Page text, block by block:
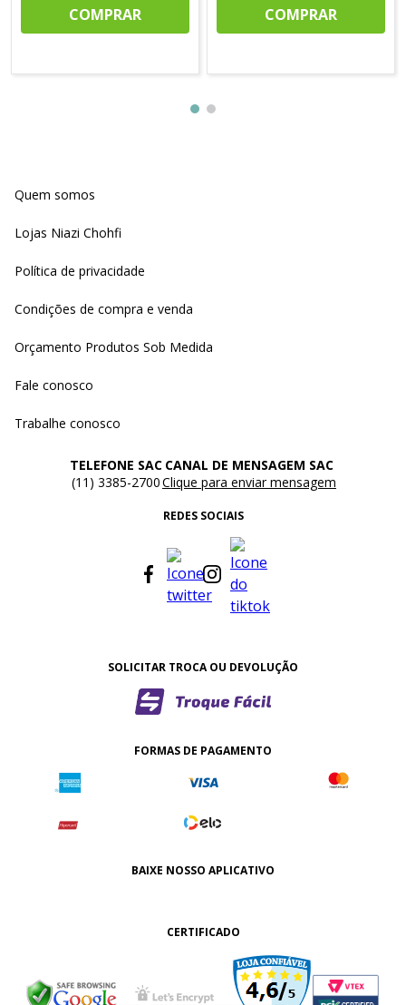
COMPRAR COMPRAR
Quem somos
Lojas Niazi Chohfi
Política de privacidade
Condições de compra e venda
Orçamento Produtos Sob Medida
Fale conosco
Trabalhe conosco
TELEFONE SAC
(11) 3385-2700
CANAL DE MENSAGEM SAC
Clique para enviar mensagem
REDES SOCIAIS
SOLICITAR TROCA OU DEVOLUÇÃO
FORMAS DE PAGAMENTO
BAIXE NOSSO APLICATIVO
CERTIFICADO